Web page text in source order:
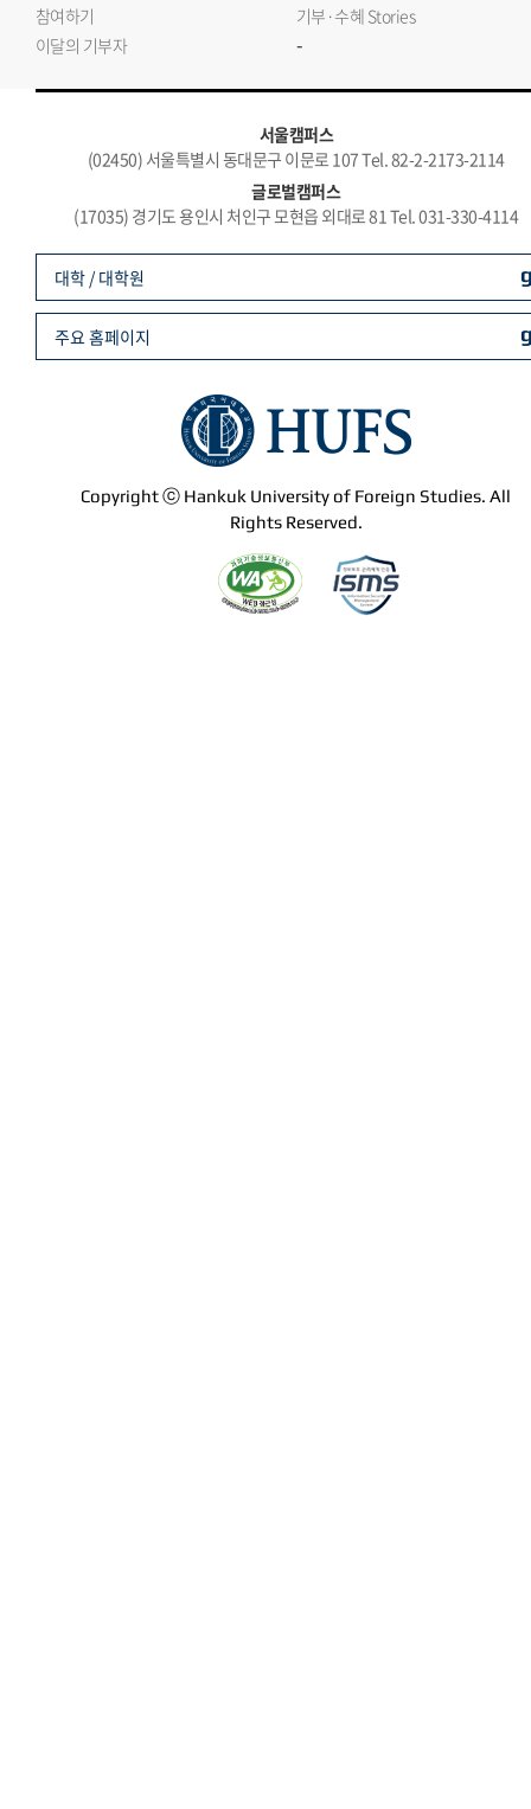
참여하기
기부·수혜 Stories
이달의 기부자
-
서울캠퍼스
(02450) 서울특별시 동대문구 이문로 107 Tel. 82-2-2173-2114
글로벌캠퍼스
(17035) 경기도 용인시 처인구 모현읍 외대로 81 Tel. 031-330-4114
Copyright ⓒ Hankuk University of Foreign Studies. All
Rights Reserved.
대학 / 대학원
주요 홈페이지